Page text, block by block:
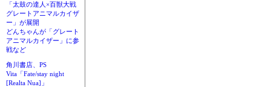
「太鼓の達人×百獣大戦
グレートアニマルカイザ
ー」が展開
どんちゃんが「グレート
アニマルカイザー」に参
戦など
角川書店、PS
Vita「Fate/stay night
[Realta Nua]」